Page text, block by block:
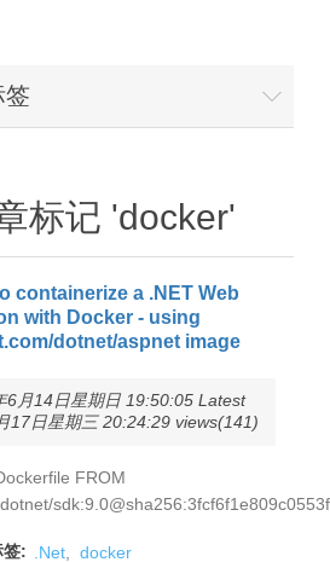
签
标记 'docker'
containerize a .NET Web
with Docker - using
dotnet/aspnet image
6月14日星期日 19:50:05 Latest
17日星期三 20:24:29 views(141)
FROM
签: .Net docker